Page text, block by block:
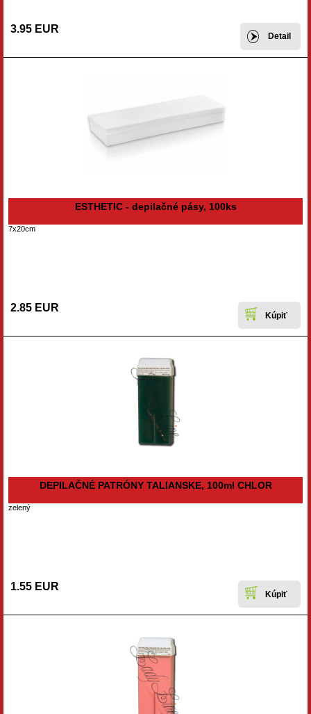
3.95 EUR
Detail
ESTHETIC - depilačné pásy, 100ks
7x20cm
2.85 EUR
DEPILAČNÉ PATRÓNY TALIANSKE, 100ml CHLOR
zelený
1.55 EUR